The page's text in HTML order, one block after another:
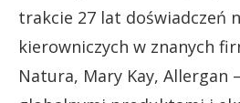
trakcie 27 lat doświadczeń
kierowniczych w znanych
Natura, Mary Kay, Allergan